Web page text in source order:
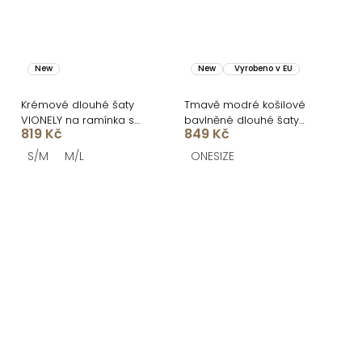
New
Krémové dlouhé šaty
VIONELY na ramínka s
černými puntíky
819 Kč
S/M M/L
New Vyrobeno v EU
Tmavě modré košilové
bavlněné dlouhé šaty
FLORENTE
849 Kč
ONESIZE